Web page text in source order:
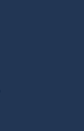
hyperlien
s'ouvrira
externe